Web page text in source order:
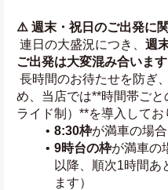
⚠️ 週末・祝日のご出発に
連日の大盛況につき、 週
ご出発は大変混み合います
め、当店では**時間帯ご
ライド制）**を導入してお
8:30枠が満車の場
9時台の枠が満車の
以降、順次1時間あ
ます）